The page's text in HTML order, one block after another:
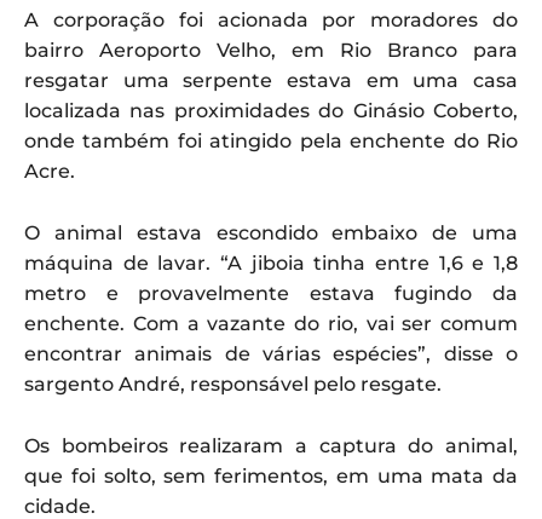
A corporação foi acionada por moradores do
bairro Aeroporto Velho, em Rio Branco para
resgatar uma serpente estava em uma casa
localizada nas proximidades do Ginásio Coberto,
onde também foi atingido pela enchente do Rio
Acre.
O animal estava escondido embaixo de uma
máquina de lavar. “A jiboia tinha entre 1,6 e 1,8
metro e provavelmente estava fugindo da
enchente. Com a vazante do rio, vai ser comum
encontrar animais de várias espécies”, disse o
sargento André, responsável pelo resgate.
Os bombeiros realizaram a captura do animal,
que foi solto, sem ferimentos, em uma mata da
cidade.